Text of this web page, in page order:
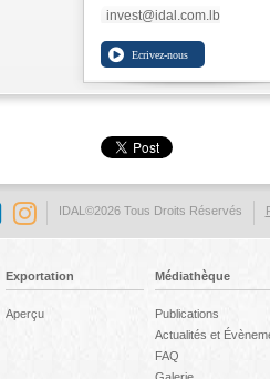
invest@idal.com.lb
IDAL©2026 Tous Droits Réservés
Exportation
Aperçu
Médiathèque
Publications
Actualités et
FAQ